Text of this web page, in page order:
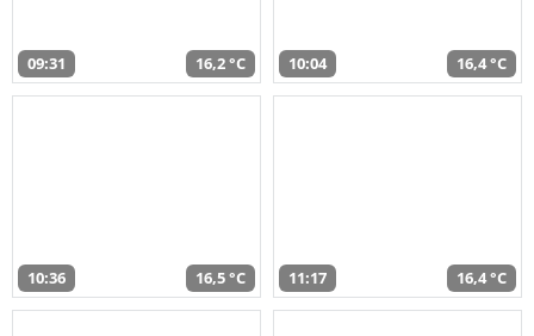
09:31 16,2 °C 10:04 16,4 °C
10:36 16,5 °C 11:17 16,4 °C